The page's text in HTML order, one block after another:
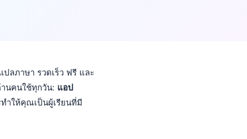
ลภาษา รวดเร็ว ฟรี และ
านคนใช้ทุกวัน: แอป
ำให้คุณเป็นผู้เรียนที่มี